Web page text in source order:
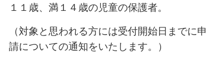
１１歳、満１４歳の児童の保護者。
（対象と思われる方には受付開始日までに申
請についての通知をいたします。）